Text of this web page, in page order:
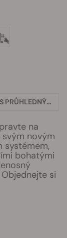
1 X DRTIČKA S PRŮHLEDNÝM VÍČKEM
na
svým novým
systémem,
bohatými
si